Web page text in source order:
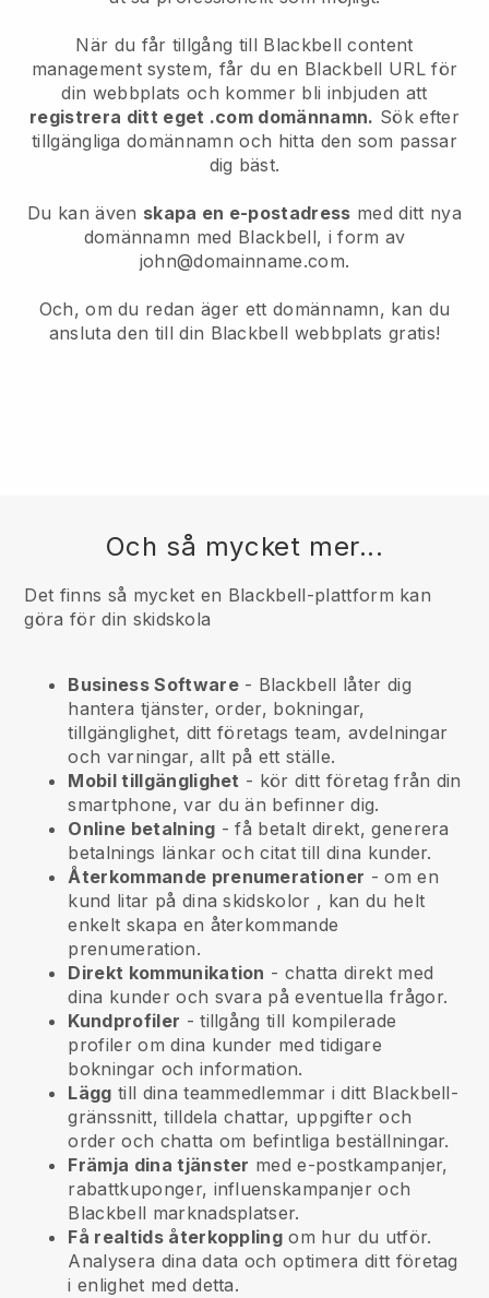
När du får tillgång till Blackbell content
management system, får du en Blackbell URL för
din webbplats och kommer bli inbjuden att
registrera ditt eget .com domännamn. Sök efter
tillgängliga domännamn och hitta den som passar
dig bäst.
Du kan även skapa en e-postadress med ditt nya
domännamn med Blackbell, i form av
john@domainname.com.
Och, om du redan äger ett domännamn, kan du
ansluta den till din Blackbell webbplats gratis!
Och så mycket mer...
Det finns så mycket en Blackbell-plattform kan
göra för din skidskola
Business Software- Blackbell låter dig
hantera tjänster, order, bokningar,
tillgänglighet, ditt företags team, avdelningar
och varningar, allt på ett ställe.
Mobil tillgänglighet - kör ditt företag från din
smartphone, var du än befinner dig.
Online betalning - få betalt direkt, generera
betalnings länkar och citat till dina kunder.
Återkommande prenumerationer -om en
kund litar på dina skidskolor , kan du helt
enkelt skapa en återkommande
prenumeration.
Direkt kommunikation - chatta direkt med
dina kunder och svara på eventuella frågor.
Kundprofiler - tillgång till kompilerade
profiler om dina kunder med tidigare
bokningar och information.
Lägg till dina teammedlemmar i ditt Blackbell-
gränssnitt, tilldela chattar, uppgifter och
order och chatta om befintliga beställningar.
Främja dina tjänster med e-postkampanjer,
rabattkuponger, influenskampanjer och
Blackbell marknadsplatser.
Få realtids återkoppling om hur du utför.
Analysera dina data och optimera ditt företag
i enlighet med detta.